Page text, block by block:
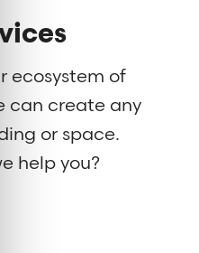
ecosystem of
can create any
or space.
help you?